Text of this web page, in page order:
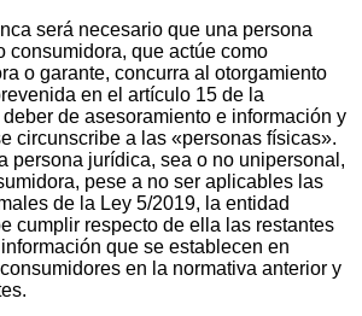
será necesario que una persona
consumidora, que actúe como
o garante, concurra al otorgamiento
en el artículo 15 de la
deber de asesoramiento e información y
circunscribe a las «personas físicas».
persona jurídica, sea o no unipersonal,
pese a no ser aplicables las
de la Ley 5/2019, la entidad
cumplir respecto de ella las restantes
que se establecen en
en la normativa anterior y